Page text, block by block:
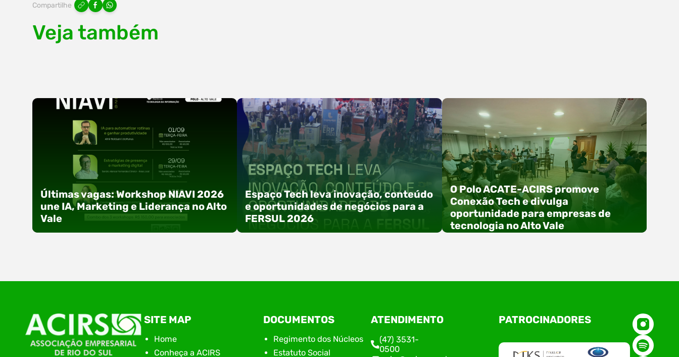
Compartilhe
Veja também
Últimas vagas: Workshop NIAVI 2026
une IA, Marketing e Liderança no Alto
Vale
Com o objetivo de impulsionar a produtividade, a
presença digital e a gestão nas empresas do
Alto Vale, o Núcleo de Tecnologia da Informação
(NIAVI), Polo ACATE-ACIRS, realiza a edição
2026 do Workshop NIAVI. O evento foi
Espaço Tech leva inovação, conteúdo
e oportunidades de negócios para a
FERSUL 2026
A 15ª FERSUL – Feira Multissetorial do Alto Vale
do Itajaí acontece nos dias 12, 13 e 14 de agosto
de 2026, no Centro de Eventos Hermann
Purnhagen, e contará com uma programação
especial voltada à tecnologia, inovação e
O Polo ACATE-ACIRS promove
Conexão Tech e divulga
oportunidade para empresas de
tecnologia no Alto Vale
O Polo ACATE-ACIRS, por meio do NIAVI – Núcleo
de Tecnologia da Informação do Alto Vale do
Conexão Tech NIAVI, reunindo empresas de
tecnologia da região para uma noite de
SITE MAP
Home
Conheça a ACIRS
DOCUMENTOS
Regimento dos Núcleos
Estatuto Social
ATENDIMENTO
(47) 3531-
0500
PATROCINADORES